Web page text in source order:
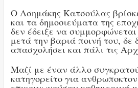
Ο Ασημάκης Κατσούλας
και τα δημοσιεύματα της
δεν έδειξε να
μετά την βαριά ποινή του, δε
απασχολήσει και πάλι τις
Μαζί με έναν άλλο
κατηγορείτο για